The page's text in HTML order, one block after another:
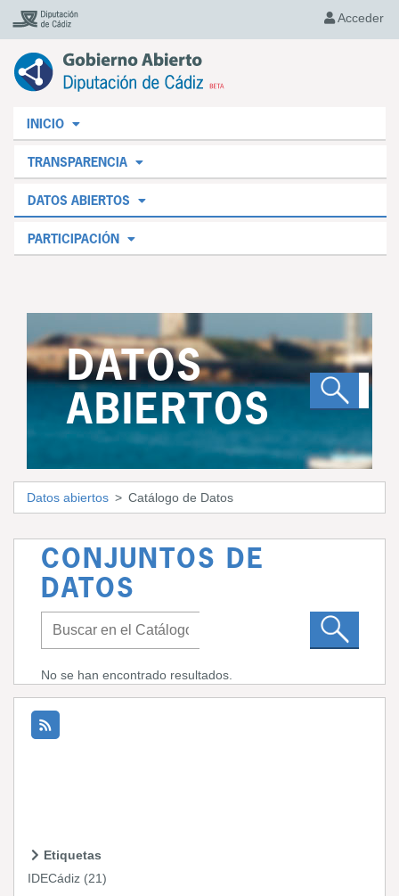
Acceder
INICIO
TRANSPARENCIA
DATOS ABIERTOS
PARTICIPACIÓN
DATOS
ABIERTOS
Datos abiertos Catálogo de Datos
CONJUNTOS DE
DATOS
No se han encontrado resultados.
Etiquetas
IDECádiz (21)